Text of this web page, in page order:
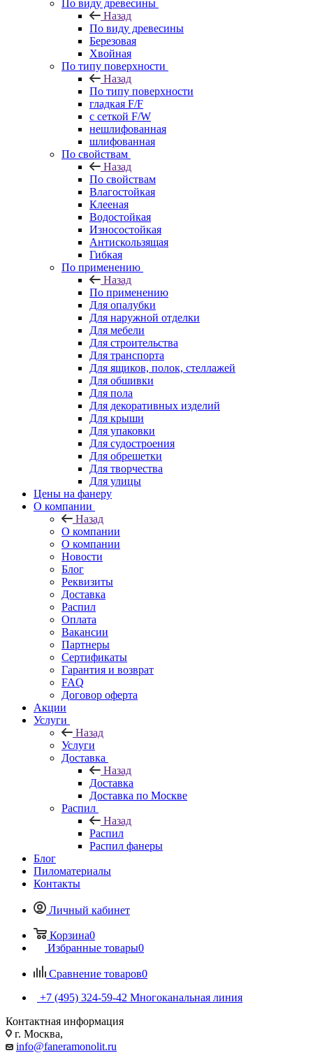
По виду древесины
Назад
По виду древесины
Березовая
Хвойная
По типу поверхности
Назад
По типу поверхности
гладкая F/F
с сеткой F/W
нешлифованная
шлифованная
По свойствам
Назад
По свойствам
Влагостойкая
Клееная
Водостойкая
Износостойкая
Антискользящая
Гибкая
По применению
Назад
По применению
Для опалубки
Для наружной отделки
Для мебели
Для строительства
Для транспорта
Для ящиков, полок, стеллажей
Для обшивки
Для пола
Для декоративных изделий
Для крыши
Для упаковки
Для судостроения
Для обрешетки
Для творчества
Для улицы
Цены на фанеру
О компании
Назад
О компании
О компании
Новости
Блог
Реквизиты
Доставка
Распил
Оплата
Вакансии
Партнеры
Сертификаты
Гарантия и возврат
FAQ
Договор оферта
Акции
Услуги
Назад
Услуги
Доставка
Назад
Доставка
Доставка по Москве
Распил
Назад
Распил
Распил фанеры
Блог
Пиломатериалы
Контакты
Личный кабинет
Корзина0
Избранные товары0
Сравнение товаров0
+7 (495) 324-59-42 Многоканальная линия
Контактная информация
г. Москва,
info@faneramonolit.ru